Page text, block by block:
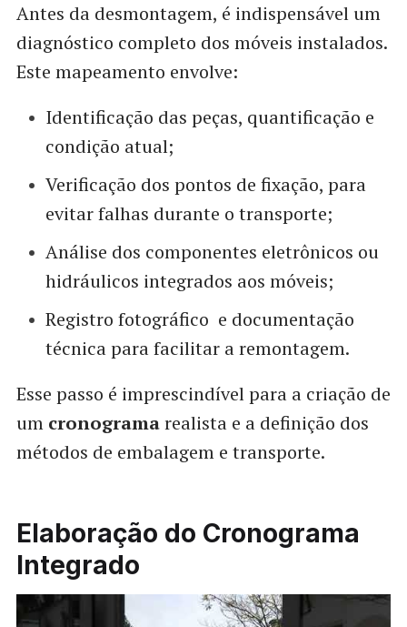
Antes da desmontagem, é indispensável um
diagnóstico completo dos móveis instalados.
Este mapeamento envolve:
Identificação das peças, quantificação e
condição atual;
Verificação dos pontos de fixação, para
evitar falhas durante o transporte;
Análise dos componentes eletrônicos ou
hidráulicos integrados aos móveis;
Registro fotográfico e documentação
técnica para facilitar a remontagem.
Esse passo é imprescindível para a criação de
um cronogramarealista e a definição dos
métodos de embalagem e transporte.
Elaboração do Cronograma
Integrado